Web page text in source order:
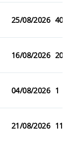
25/08/2026 40
16/08/2026 20
04/08/2026 1
21/08/2026 115